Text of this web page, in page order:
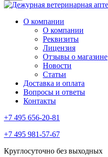
О компании
О компании
Реквизиты
Лицензия
Отзывы о магазине
Новости
Статьи
Доставка и оплата
Вопросы и ответы
Контакты
+7 495 656-20-81
+7 495 981-57-67
Круглосуточно без выходных